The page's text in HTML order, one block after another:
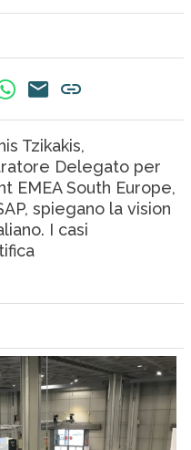
Tzikakis,
Delegato per
EMEA South Europe,
spiegano la vision
I casi